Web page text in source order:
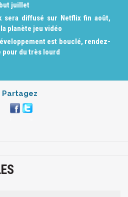
juillet
sera diffusé sur Netflix fin août,
planète jeu vidéo
est bouclé, rendez-
pour du très lourd
Partagez